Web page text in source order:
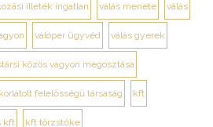
illeték ingatlan válás menete válás
válóper ügyvéd válás gyerek
közös vagyon megosztása
korlátolt felelősségű társaság kft
kft kft törzstőke